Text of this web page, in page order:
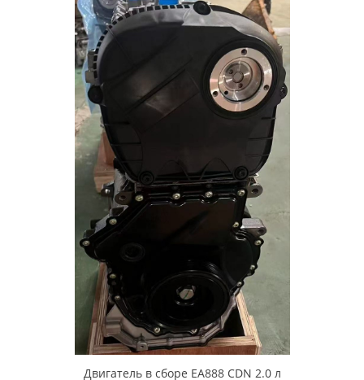
Двигатель в сборе EA888 CDN 2.0 л